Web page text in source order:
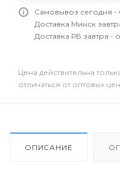
Самовывоз сегодня -
Доставка Минск
Доставка РБ завтра -
Цена действительна
отличаться от оптовых цен
ОПИСАНИЕ